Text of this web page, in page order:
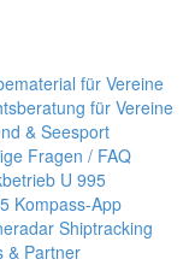
für Vereine
für Vereine
& Seesport
Fragen / FAQ
U 995
Kompass-App
Shiptracking
& Partner